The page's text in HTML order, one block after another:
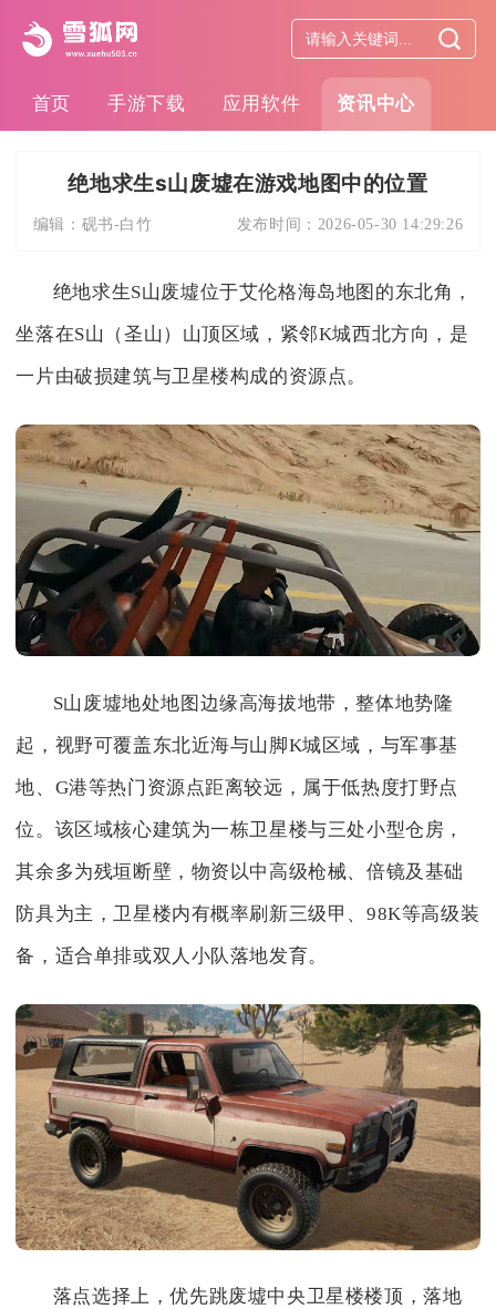
首页 手游下载 应用软件 资讯中心
绝地求生s山废墟在游戏地图中的位置
编辑： 砚书-白竹 发布时间： 2026-05-30 14:29:26
绝地求生S山废墟位于艾伦格海岛地图的东北角，
坐落在S山（圣山）山顶区域，紧邻K城西北方向，是
一片由破损建筑与卫星楼构成的资源点。
S山废墟地处地图边缘高海拔地带，整体地势隆
起，视野可覆盖东北近海与山脚K城区域，与军事基
地、G港等热门资源点距离较远，属于低热度打野点
位。该区域核心建筑为一栋卫星楼与三处小型仓房，
其余多为残垣断壁，物资以中高级枪械、倍镜及基础
防具为主，卫星楼内有概率刷新三级甲、98K等高级装
备，适合单排或双人小队落地发育。
落点选择上，优先跳废墟中央卫星楼楼顶，落地